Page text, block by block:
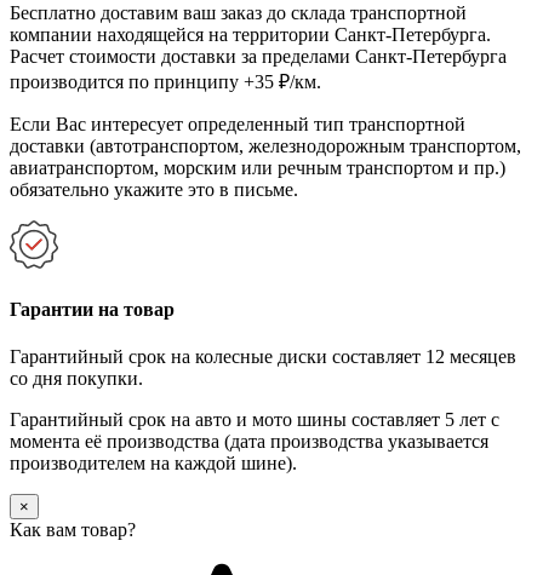
Бесплатно доставим ваш заказ до склада транспортной
компании находящейся на территории Санкт-Петербурга.
Расчет стоимости доставки за пределами Санкт-Петербурга
производится по принципу +35 ₽/км.
Если Вас интересует определенный тип транспортной
доставки (автотранспортом, железнодорожным транспортом,
авиатранспортом, морским или речным транспортом и пр.)
обязательно укажите это в письме.
Гарантии на товар
Гарантийный срок на колесные диски составляет 12 месяцев
со дня покупки.
Гарантийный срок на авто и мото шины составляет 5 лет с
момента её производства (дата производства указывается
производителем на каждой шине).
×
Как вам товар?